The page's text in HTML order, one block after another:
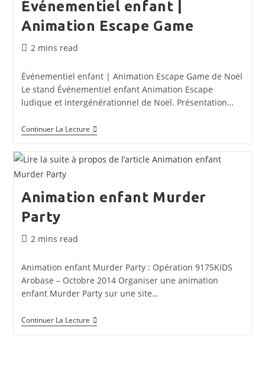
Événementiel enfant |
Animation Escape Game
Temps
lecture :
2 mins read
Événementiel enfant | Animation Escape Game de Noël
Le stand Événementiel enfant Animation Escape
ludique et intergénérationnel de Noël. Présentation…
Continuer La LectureÉvénementiel
Enfant
Animation
Escape
Animation enfant Murder
Party
Temps
lecture :
2 mins read
Animation enfant Murder Party : Opération 9175KIDS
Arobase – Octobre 2014 Organiser une animation
enfant Murder Party sur une site…
Continuer La LectureAnimation
Enfant